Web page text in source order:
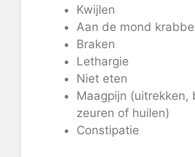
Kwijlen
Aan de mond
Braken
Lethargie
Niet eten
Maagpijn (uitrekken,
zeuren of huilen)
Constipatie